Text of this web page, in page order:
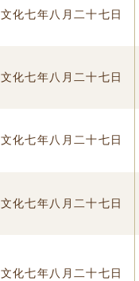
文化七年八月二十七日
文化七年八月二十七日
文化七年八月二十七日
文化七年八月二十七日
文化七年八月二十七日